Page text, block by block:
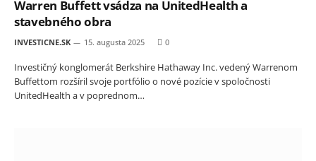
Warren Buffett vsádza na UnitedHealth a
stavebného obra
INVESTICNE.SK 15. augusta 2025 0
Investičný konglomerát Berkshire Hathaway Inc. vedený Warrenom
Buffettom rozšíril svoje portfólio o nové pozície v spoločnosti
UnitedHealth a v poprednom…